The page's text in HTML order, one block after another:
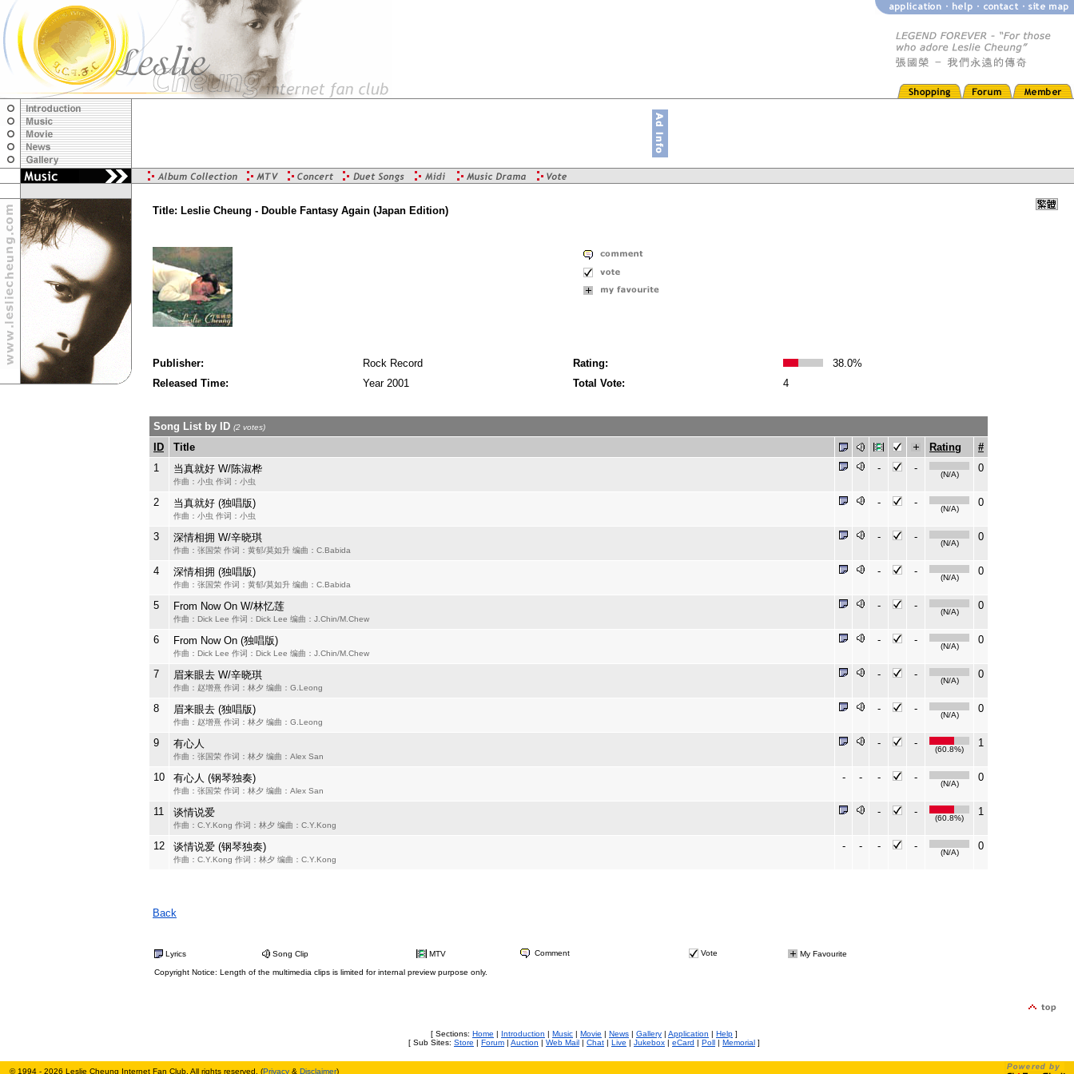
Title: Leslie Cheung - Double Fantasy Again (Japan Edition)
Publisher: Rock Record Rating:
38.0%
Released Time:
Year 2001 Total Vote: 4
Song List by ID (2 votes)
ID Title Rating
#
1
当真就好 W/陈淑桦
作曲：小虫 作词：小虫
- -
(N/A)
0
2 当真就好 (独唱版)
作曲：小虫 作词：小虫
- -
(N/A)
0
3 深情相拥 W/辛晓琪
作曲：张国荣 作词：黄郁/莫如升 编曲：C.Babida
- -
(N/A)
0
4 深情相拥 (独唱版)
作曲：张国荣 作词：黄郁/莫如升 编曲：C.Babida
- -
(N/A)
0
5 From Now On W/林忆莲
作曲：Dick Lee 作词：Dick Lee 编曲：J.Chin/M.Chew
- -
(N/A)
0
6 From Now On (独唱版)
作曲：Dick Lee 作词：Dick Lee 编曲：J.Chin/M.Chew
- -
(N/A)
0
7 眉来眼去 W/辛晓琪
作曲：赵增熹 作词：林夕 编曲：G.Leong
- -
(N/A)
0
8 眉来眼去 (独唱版)
作曲：赵增熹 作词：林夕 编曲：G.Leong
- -
(N/A)
0
9 有心人
作曲：张国荣 作词：林夕 编曲：Alex San
- -
(60.8%)
1
10 有心人 (钢琴独奏)
作曲：张国荣 作词：林夕 编曲：Alex San
- - - -
(N/A)
0
11 谈情说爱
作曲：C.Y.Kong 作词：林夕 编曲：C.Y.Kong
- -
(60.8%)
1
12 谈情说爱 (钢琴独奏)
作曲：C.Y.Kong 作词：林夕 编曲：C.Y.Kong
- - - -
(N/A)
0
Back
Lyrics Song Clip MTV Comment Vote My Favourite
Copyright Notice: Length of the multimedia clips is limited for internal preview purpose only.
[ Sections: Home | Introduction | Music | Movie | News | Gallery | Application | Help ]
[ Sub Sites: Store | Forum | Auction | Web Mail | Chat | Live | Jukebox | eCard | Poll | Memorial ]
© 1994 - 2026 Leslie Cheung Internet Fan Club. All rights reserved. (Privacy & Disclaimer)